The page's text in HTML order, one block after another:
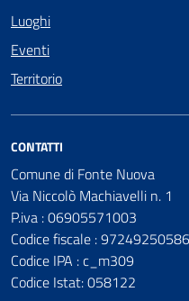
Luoghi
Eventi
Territorio
CONTATTI
Comune di Fonte Nuova
Via Niccolò Machiavelli n. 1
P.iva : 06905571003
Codice fiscale : 97249250586
Codice IPA : c_m309
Codice Istat: 058122